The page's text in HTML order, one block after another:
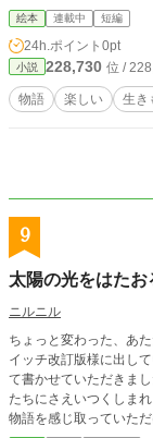
絵本 連載中 短編
24h.ポイント 0pt
小説 228,730 位 /
物語 楽しい 生き
9
太陽の光をはたお
ニルニル
ちょっと変わった、あたたかい童
イッチ改訂版様に出し
て書かせていただきま
たちにさえいつくしま
物語を感じ取っていた